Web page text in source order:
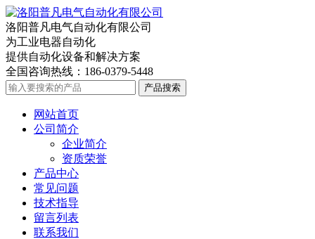
洛阳普凡电气自动化有限公司
为工业电器自动化
提供自动化设备和解决方案
全国咨询热线： 186-0379-5448
产品搜索
网站首页
公司简介
企业简介
资质荣誉
产品中心
常见问题
技术指导
留言列表
联系我们